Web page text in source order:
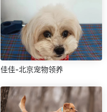
佳佳-北京宠物领养